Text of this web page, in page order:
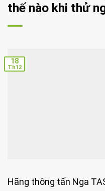
thế nào khi thử
18
Th12
Hãng thông tấn Nga